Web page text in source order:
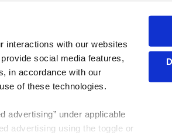
interactions with our websites
social media features,
in accordance with our
of these technologies.
advertising” under applicable
advertising using the toggle or
Industries